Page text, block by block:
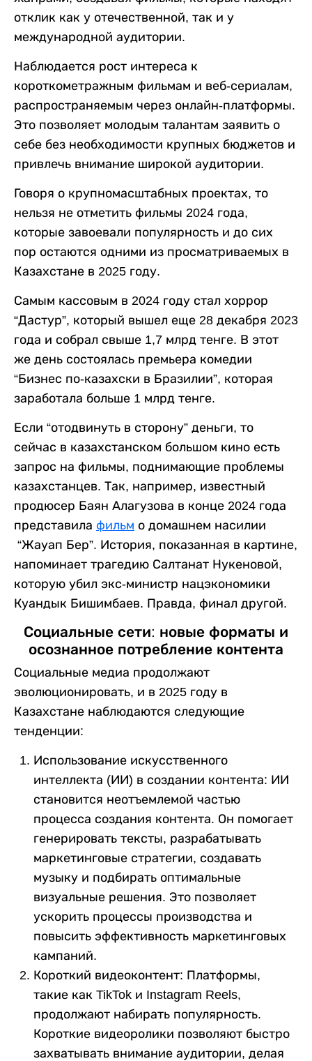
отклик как у отечественной, так и у
международной аудитории.
Наблюдается рост интереса к
короткометражным фильмам и веб-сериалам,
распространяемым через онлайн-платформы.
Это позволяет молодым талантам заявить о
себе без необходимости крупных бюджетов и
привлечь внимание широкой аудитории.
Говоря о крупномасштабных проектах, то
нельзя не отметить фильмы 2024 года,
которые завоевали популярность и до сих
пор остаются одними из просматриваемых в
Казахстане в 2025 году.
Самым кассовым в 2024 году стал хоррор
“Дастур”, который вышел еще 28 декабря 2023
года и собрал свыше 1,7 млрд тенге. В этот
же день состоялась премьера комедии
“Бизнес по-казахски в Бразилии”, которая
заработала больше 1 млрд тенге.
Если “отодвинуть в сторону” деньги, то
сейчас в казахстанском большом кино есть
запрос на фильмы, поднимающие проблемы
казахстанцев. Так, например, известный
продюсер Баян Алагузова в конце 2024 года
представила фильм о домашнем насилии
“Жауап Бер”. История, показанная в картине,
напоминает трагедию Салтанат Нукеновой,
которую убил экс-министр нацэкономики
Куандык Бишимбаев. Правда, финал другой.
Социальные сети: новые форматы и
осознанное потребление контента
Социальные медиа продолжают
эволюционировать, и в 2025 году в
Казахстане наблюдаются следующие
тенденции:
Использование искусственного
интеллекта (ИИ) в создании контента: ИИ
становится неотъемлемой частью
процесса создания контента. Он помогает
генерировать тексты, разрабатывать
маркетинговые стратегии, создавать
музыку и подбирать оптимальные
визуальные решения. Это позволяет
ускорить процессы производства и
повысить эффективность маркетинговых
кампаний.
Короткий видеоконтент: Платформы,
такие как TikTok и Instagram Reels,
продолжают набирать популярность.
Короткие видеоролики позволяют быстро
захватывать внимание аудитории, делая